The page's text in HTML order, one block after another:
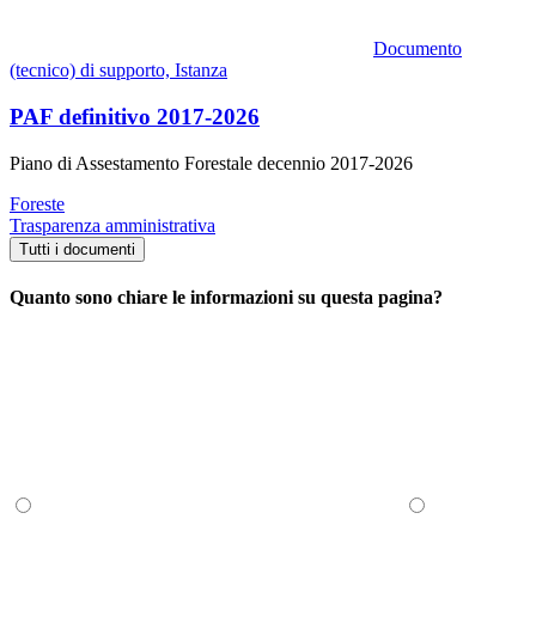
Documento
(tecnico) di supporto, Istanza
PAF definitivo 2017-2026
Piano di Assestamento Forestale decennio 2017-2026
Foreste
Trasparenza amministrativa
Tutti i documenti
Quanto sono chiare le informazioni su questa pagina?